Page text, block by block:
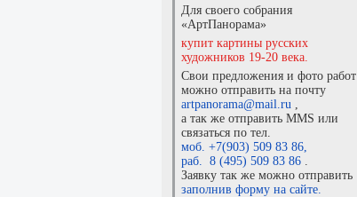
Для своего собрания
«АртПанорама»
купит картины русских
художников 19-20 века.
Свои предложения и фото работ
можно отправить на почту
artpanorama@mail.ru ,
а так же отправить MMS или
связаться по тел.
моб. +7(903) 509 83 86,
раб. 8 (495) 509 83 86 .
Заявку так же можно отправить
заполнив форму на сайте.